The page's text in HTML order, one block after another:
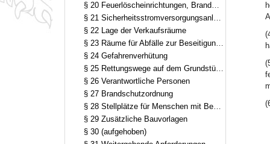
§ 20 Feuerlöscheinrichtungen, Brandmeldeanlagen und Alarmierungseinrichtungen
§ 21 Sicherheitsstromversorgungsanlagen
§ 22 Lage der Verkaufsräume
§ 23 Räume für Abfälle zur Beseitigung und Verwertung
§ 24 Gefahrenverhütung
§ 25 Rettungswege auf dem Grundstück, Flächen für die Feuerwehr
§ 26 Verantwortliche Personen
§ 27 Brandschutzordnung
§ 28 Stellplätze für Menschen mit Behinderung
§ 29 Zusätzliche Bauvorlagen
§ 30 (aufgehoben)